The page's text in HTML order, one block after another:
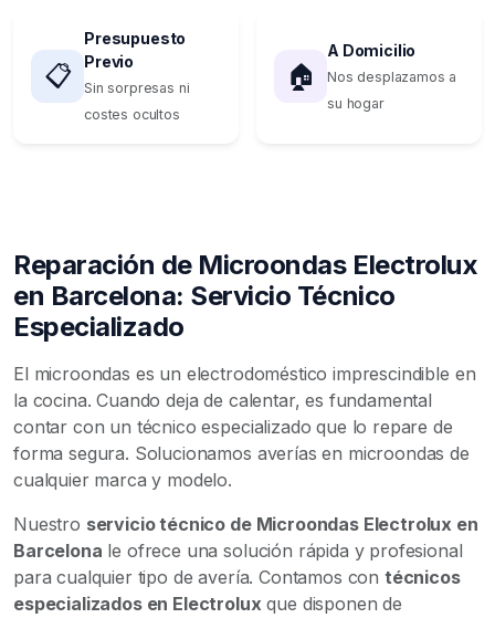
📋
Presupuesto
Previo
Sin sorpresas ni
costes ocultos
🏠
A Domicilio
Nos desplazamos a
su hogar
Reparación de Microondas Electrolux
en Barcelona: Servicio Técnico
Especializado
El microondas es un electrodoméstico imprescindible en
la cocina. Cuando deja de calentar, es fundamental
contar con un técnico especializado que lo repare de
forma segura. Solucionamos averías en microondas de
cualquier marca y modelo.
Nuestro servicio técnico de Microondas Electrolux en
Barcelona le ofrece una solución rápida y profesional
para cualquier tipo de avería. Contamos con técnicos
especializados en Electrolux que disponen de